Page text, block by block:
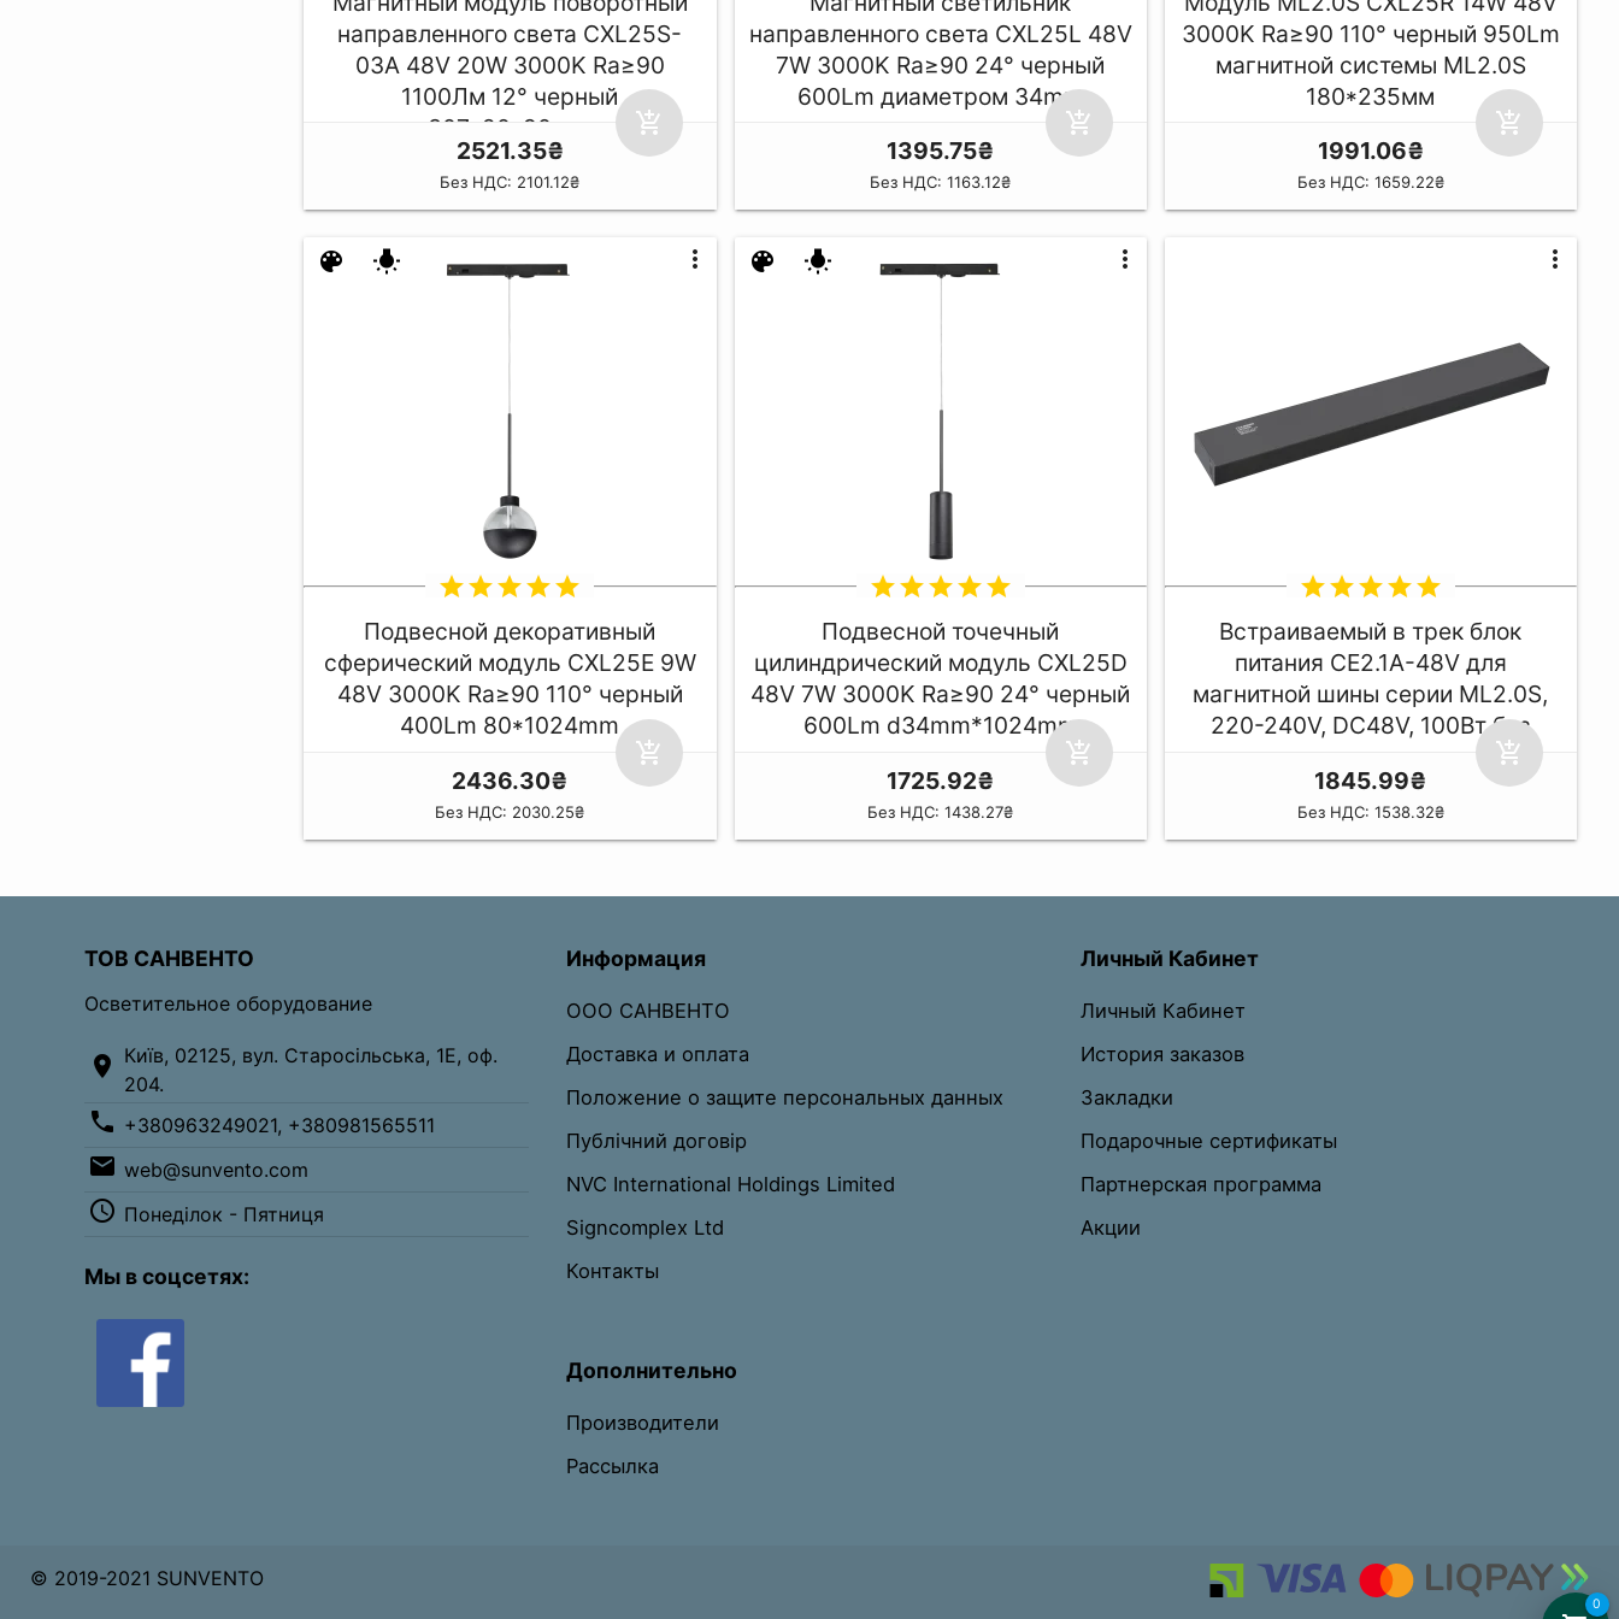
0
направленного света CXL25S-
03A 48V 20W 3000K Ra≥90
1100Лм 12° черный
307*20*90mm
add_shopping_cart
2521.35₴
Без НДС: 2101.12₴
направленного света CXL25L 48V
7W 3000K Ra≥90 24° черный
600Lm диаметром 34mm
add_shopping_cart
1395.75₴
Без НДС: 1163.12₴
3000K Ra≥90 110° черный 950Lm
магнитной системы ML2.0S
180*235мм
add_shopping_cart
1991.06₴
Без НДС: 1659.22₴
color_lens wb_incandescent more_vert
starstarstarstarstar
Подвесной декоративный
сферический модуль CXL25E 9W
48V 3000K Ra≥90 110° черный
400Lm 80*1024mm
add_shopping_cart
2436.30₴
Без НДС: 2030.25₴
color_lens wb_incandescent more_vert
starstarstarstarstar
Подвесной точечный
цилиндрический модуль CXL25D
48V 7W 3000K Ra≥90 24° черный
600Lm d34mm*1024mm
add_shopping_cart
1725.92₴
Без НДС: 1438.27₴
more_vert
starstarstarstarstar
Встраиваемый в трек блок
питания CE2.1A-48V для
магнитной шины серии ML2.0S,
220-240V, DC48V, 100Вт без
add_shopping_cart
1845.99₴
Без НДС: 1538.32₴
ТОВ САНВЕНТО
Осветительное оборудование
location_on Київ, 02125, вул. Старосільська, 1Е, оф.
204.
phone +380963249021, +380981565511
email web@sunvento.com
access_time Понеділок - Пятниця
Мы в соцсетях:
Информация
ООО САНВЕНТО
Доставка и оплата
Положение о защите персональных данных
Публічний договір
NVC International Holdings Limited
Signcomplex Ltd
Контакты
Личный Кабинет
Личный Кабинет
История заказов
Закладки
Подарочные сертификаты
Партнерская программа
Акции
Дополнительно
Производители
Рассылка
© 2019-2021 SUNVENTO